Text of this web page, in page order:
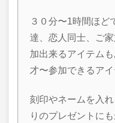
３０分〜1時間ほど
達、恋人同士、ご
加出来るアイテム
才〜参加できるア
刻印やネームを入
りのプレゼントにも